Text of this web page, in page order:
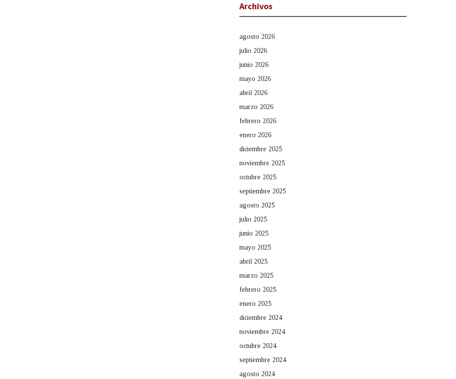
Archivos
agosto 2026
julio 2026
junio 2026
mayo 2026
abril 2026
marzo 2026
febrero 2026
enero 2026
diciembre 2025
noviembre 2025
octubre 2025
septiembre 2025
agosto 2025
julio 2025
junio 2025
mayo 2025
abril 2025
marzo 2025
febrero 2025
enero 2025
diciembre 2024
noviembre 2024
octubre 2024
septiembre 2024
agosto 2024